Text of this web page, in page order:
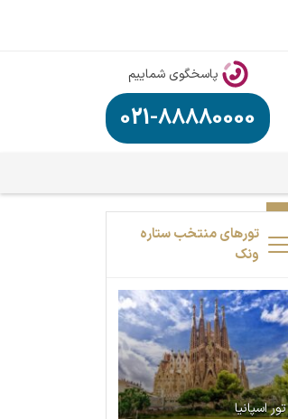
پاسخگوی شماییم
021-88880000
تورهای منتخب ستاره
ونک
تور اسپانیا